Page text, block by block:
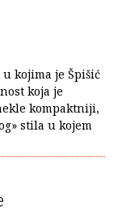
kojima je Špišić
koja je
kompaktniji,
stila u kojem